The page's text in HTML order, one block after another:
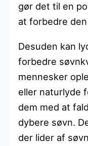
gør det til en
at forbedre
Desuden kan
forbedre
mennesker
eller naturlyde
dem med at
dybere søvn.
der lider af